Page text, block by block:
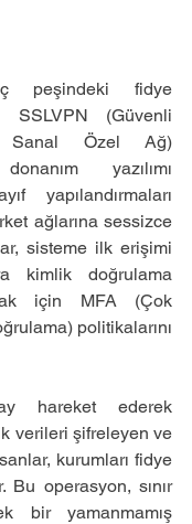
peşindeki fidye
SSLVPN (Güvenli
Sanal Özel Ağ)
yazılımı
yapılandırmaları
ağlarına sessizce
sisteme ilk erişimi
kimlik doğrulama
için MFA (Çok
politikalarını
hareket ederek
verileri şifreleyen ve
kurumları fidye
Bu operasyon, sınır
bir yamanmamış